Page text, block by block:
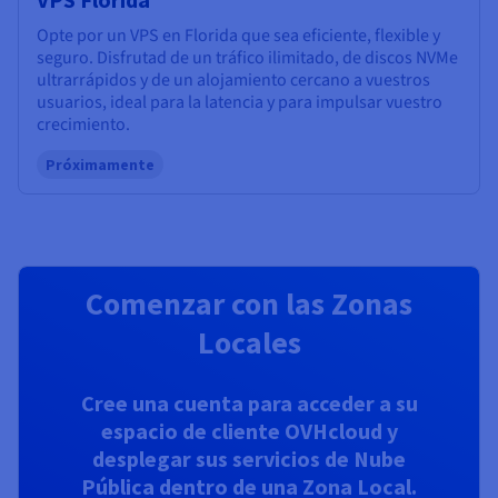
Opte por un VPS en Florida que sea eficiente, flexible y
seguro. Disfrutad de un tráfico ilimitado, de discos NVMe
ultrarrápidos y de un alojamiento cercano a vuestros
usuarios, ideal para la latencia y para impulsar vuestro
crecimiento.
Próximamente
Comenzar con las Zonas
Locales
Cree una cuenta para acceder a su
espacio de cliente OVHcloud y
desplegar sus servicios de Nube
Pública dentro de una Zona Local.